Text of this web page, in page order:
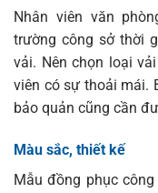
Nhân viên văn
trường công sở thời
vải. Nên chọn loại
viên có sự thoải mái.
bảo quản cũng cần
Màu sắc, thiết kế
Mẫu đồng phục